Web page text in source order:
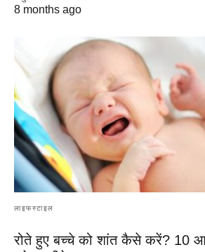
8 months ago
लाइफस्टाइल
रोते हुए बच्चे को शांत कैसे करें? 10